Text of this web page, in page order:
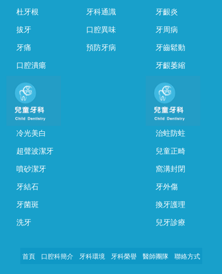
杜牙根
拔牙
牙痛
口腔潰瘍
牙科通識
口腔異味
預防牙病
牙齦炎
牙周病
牙齒鬆動
牙齦萎縮
冷光美白
超聲波潔牙
噴砂潔牙
牙結石
牙菌斑
洗牙
治蛀防蛀
兒童正畸
窩溝封閉
牙外傷
換牙護理
兒牙診療
首頁 口腔科簡介 牙科環境 牙科榮譽 醫師團隊 聯絡方式